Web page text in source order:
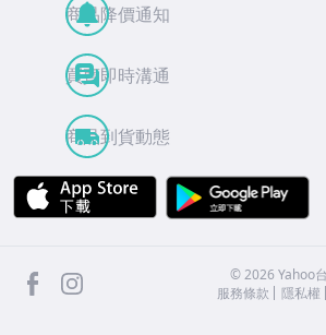
商品降價通知
買賣即時溝通
商品到貨動態
APP Store
facebook ©2026 Yahoo
服務條款
隱私權